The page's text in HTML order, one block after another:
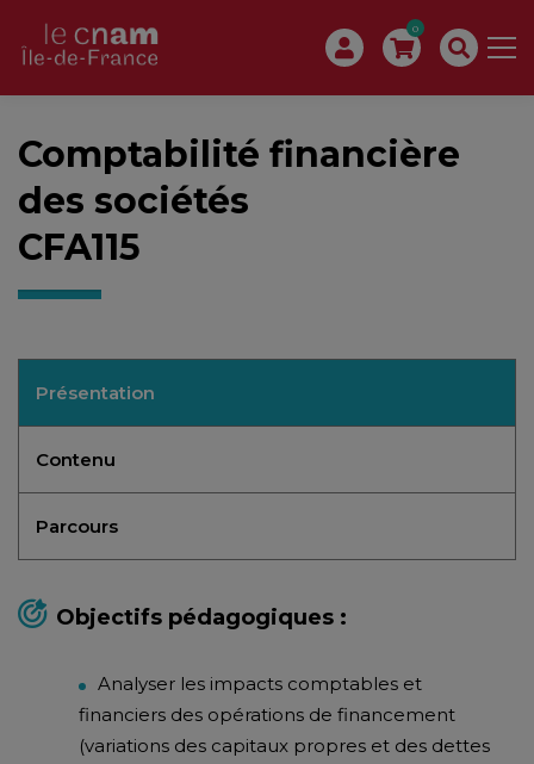
0
Comptabilité financière
des sociétés
CFA115
Présentation
Contenu
Parcours
Objectifs pédagogiques :
Analyser les impacts comptables et
financiers des opérations de financement
(variations des capitaux propres et des dettes